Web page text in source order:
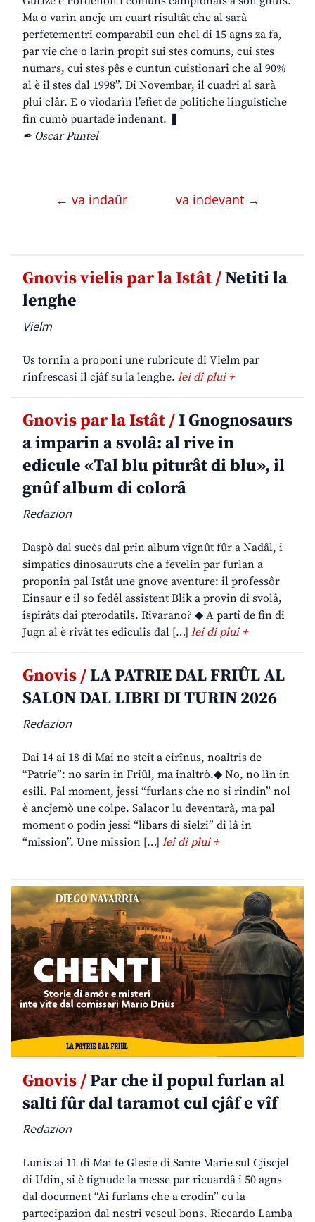
Ma o varìn ancje un cuart risultât che al sarà
perfetementri comparabil cun chel di 15 agns za fa,
par vie che o larìn propit sui stes comuns, cui stes
numars, cui stes pês e cuntun cuistionari che al 90%
al è il stes dal 1998”. Di Novembar, il cuadri al sarà
plui clâr. E o viodarìn l’efiet de politiche linguistiche
fin cumò puartade indenant. ❚
✒ Oscar Puntel
← va indaûr va indevant →
Gnovis vielis par la Istât /Netiti la
lenghe
Vielm
Us tornin a proponi une rubricute di Vielm par
rinfrescasi il cjâf su la lenghe. lei di plui +
Gnovis par la Istât /I Gnognosaurs
a imparin a svolâ: al rive in
edicule «Tal blu piturât di blu», il
gnûf album di colorâ
Redazion
Daspò dal sucès dal prin album vignût fûr a Nadâl, i
simpatics dinosauruts che a fevelin par furlan a
proponin pal Istât une gnove aventure: il professôr
Einsaur e il so fedêl assistent Blik a provin di svolâ,
ispirâts dai pterodatils. Rivarano? ◆ A partî de fin di
Jugn al è rivât tes ediculis dal […] lei di plui +
Gnovis /LA PATRIE DAL FRIÛL AL
SALON DAL LIBRI DI TURIN 2026
Redazion
Dai 14 ai 18 di Mai no steit a cirînus, noaltris de
“Patrie”: no sarin in Friûl, ma inaltrò.◆ No, no lìn in
esili. Pal moment, jessi “furlans che no si rindin” nol
è ancjemò une colpe. Salacor lu deventarà, ma pal
moment o podin jessi “libars di sielzi” di lâ in
“mission”. Une mission […] lei di plui +
Gnovis /Par che il popul furlan al
salti fûr dal taramot cul cjâf e vîf
Redazion
Lunis ai 11 di Mai te Glesie di Sante Marie sul Cjiscjel
di Udin, si è tignude la messe par ricuardâ i 50 agns
dal document “Ai furlans che a crodin” cu la
partecipazion dal nestri vescul bons. Riccardo Lamba